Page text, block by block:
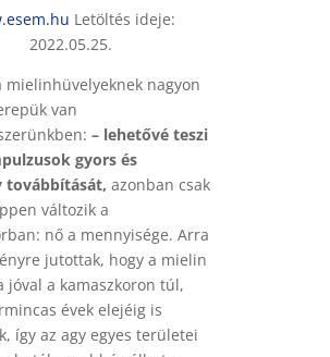
Letöltés ideje:
2022.05.25.
mielinhüvelyeknek nagyon
van
– lehetővé teszi
gyors és
továbbítását, azonban csak
változik a
nő a mennyisége. Arra
yre jutottak, hogy a mielin
jóval a kamaszkoron túl,
évek elejéig is
így az agy egyes területei